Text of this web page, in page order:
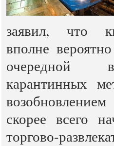
заявил, что
вполне
очередной
карантинных
скорее всего
торгово-